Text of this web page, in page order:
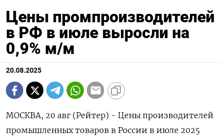
Цены промпроизводителей
в РФ в июле выросли на
0,9% м/м
20.08.2025
МОСКВА, 20 авг (Рейтер) - Цены производителей
промышленных товаров в России в июле 2025